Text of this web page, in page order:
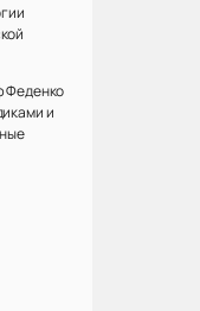
Феденко
и